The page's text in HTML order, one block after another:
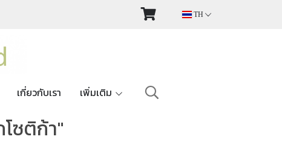
TH
เกี่ยวกับเรา เพิ่มเติม
ซติก้า"